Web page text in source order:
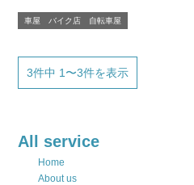
車屋 バイク店 自転車屋
3件中 1〜3件を表示
All service
Home
About us